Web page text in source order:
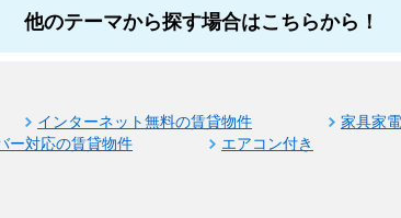
他のテーマから探す場合はこちらから！
インターネット無料の賃貸物件
家具家
ー対応の賃貸物件 エアコン付き